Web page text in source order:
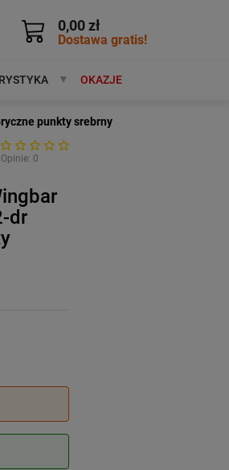
0,00 zł
Dostawa gratis!
MARKIOKAZJE
punkty srebrny
Opinie: 0
dr